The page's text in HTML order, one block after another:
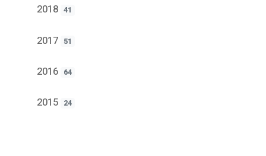
2018 41
2017 51
2016 64
2015 24